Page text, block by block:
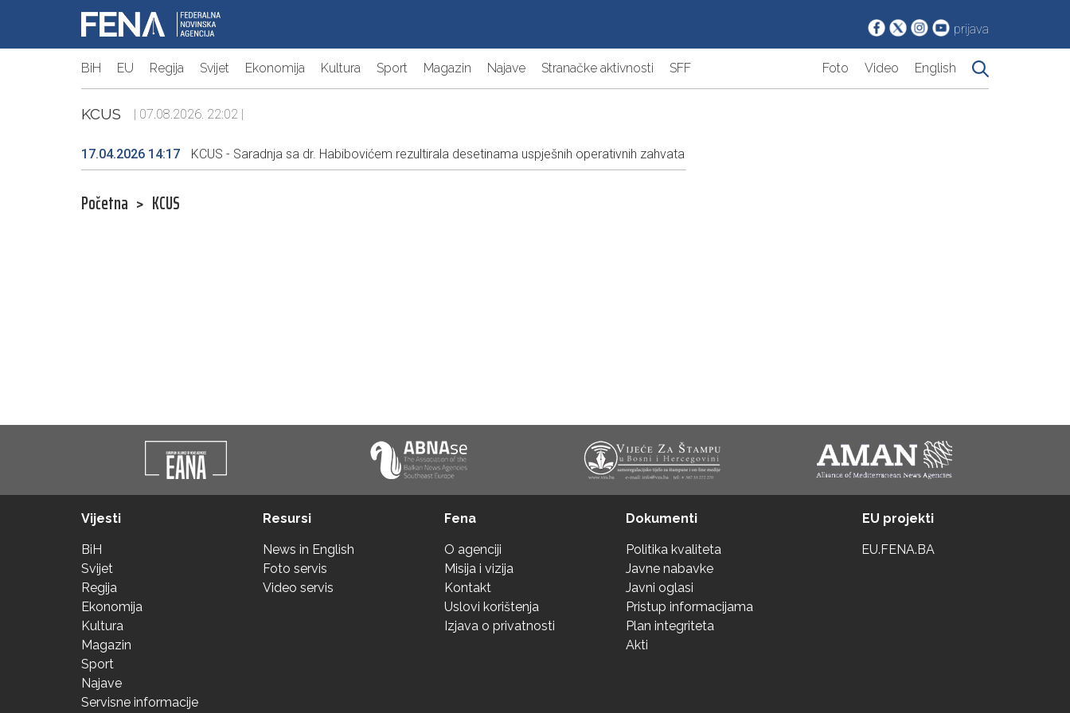
prijava
BiH EU Regija Svijet Ekonomija Kultura Sport Magazin Najave Stranačke aktivnosti SFF Foto Video English
KCUS | 07.08.2026. 22:02 |
17.04.2026 14:17 KCUS - Saradnja sa dr. Habibovićem rezultirala desetinama uspješnih operativnih zahvata
Početna > KCUS
Vijesti
BiH
Svijet
Regija
Ekonomija
Kultura
Magazin
Sport
Najave
Servisne informacije
Resursi
News in English
Foto servis
Video servis
Fena
O agenciji
Misija i vizija
Kontakt
Uslovi korištenja
Izjava o privatnosti
Dokumenti
Politika kvaliteta
Javne nabavke
Javni oglasi
Pristup informacijama
Plan integriteta
Akti
EU projekti
EU.FENA.BA